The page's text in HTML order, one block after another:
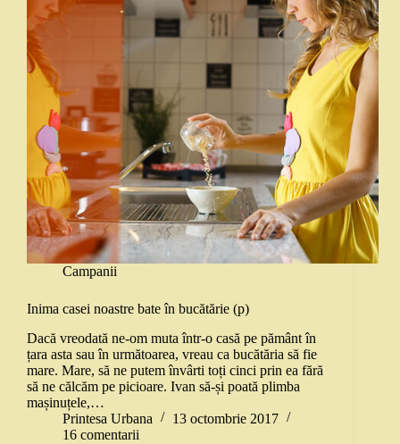
Campanii
Inima casei noastre bate în bucătărie (p)
Dacă vreodată ne-om muta într-o casă pe pământ în
țara asta sau în următoarea, vreau ca bucătăria să fie
mare. Mare, să ne putem învârti toți cinci prin ea fără
să ne călcăm pe picioare. Ivan să-și poată plimba
mașinuțele,…
Printesa Urbana
13 octombrie 2017
16 comentarii